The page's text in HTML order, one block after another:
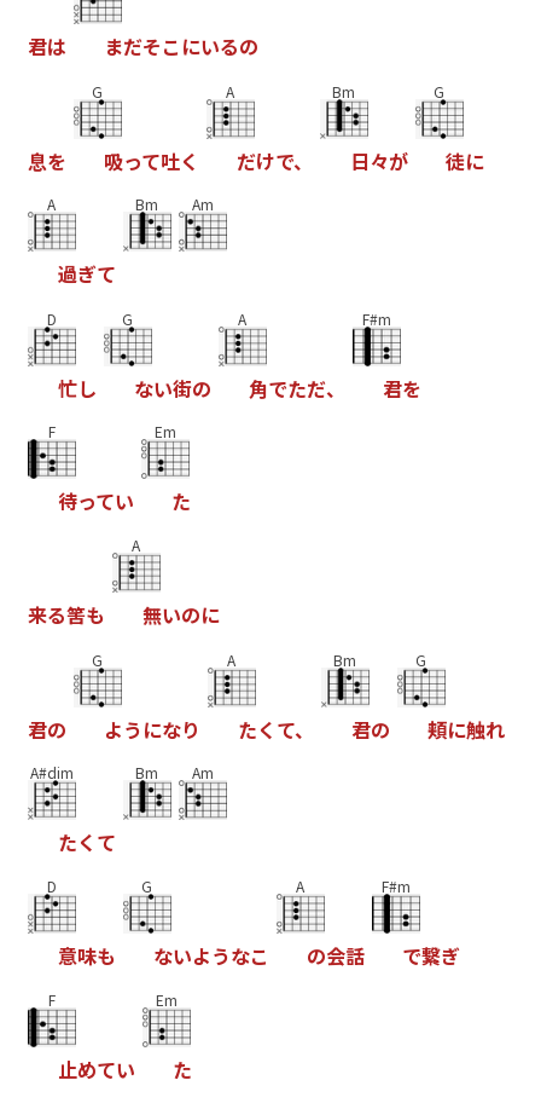
君は まだそこ にいるの
息を
G
吸って吐く
A
だけで、
Bm
日々が
G
徒に
A
過ぎて
Bm Am
D
忙し
G
ない街の
A
角でただ、
F#m
君を
F
待ってい
Em
た
来る筈も
A
無いのに
君の
G
よう になり
A
たく て、
Bm
君の
G
頬に触れ
A#dim
たく て
Bm Am
D
意味も
G
ないようなこ
A
の会話
F#m
で繋ぎ
F
止めてい
Em
た